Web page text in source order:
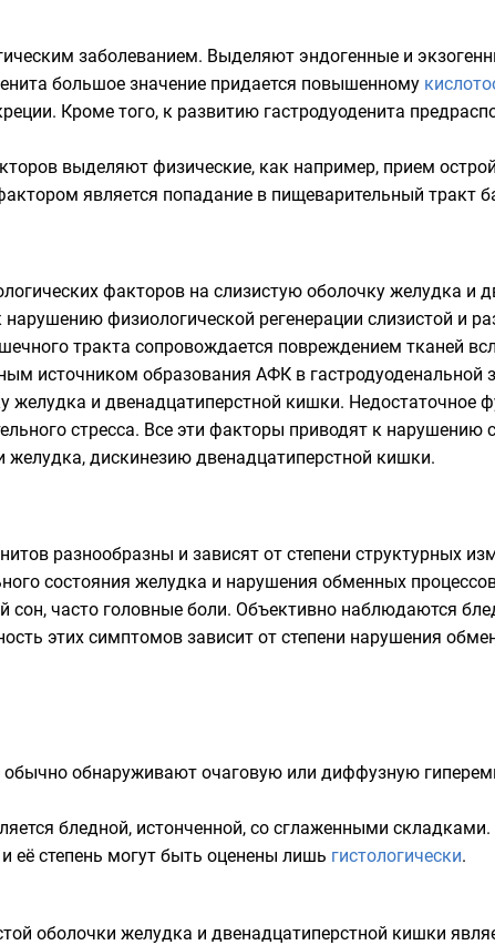
заболеванием. Выделяют эндогенные и
большое значение придается повышенному
Кроме того, к развитию гастродуоденита
выделяют физические, как например, прием
является попадание в пищеварительный тракт
факторов на слизистую оболочку желудка и
нарушению физиологической регенерации слизистой и
тракта сопровождается повреждением тканей
источником образования АФК в
желудка и двенадцатиперстной кишки. Недостаточное
стресса. Все эти факторы приводят к нарушению
дискинезию двенадцатиперстной кишки.
разнообразны и зависят от степени структурных
состояния желудка и нарушения обменных
сон, часто головные боли. Объективно наблюдаются
этих симптомов зависит от степени нарушения
обычно обнаруживают очаговую или диффузную
бледной, истонченной, со сглаженными
её степень могут быть оценены лишь гистологически.
оболочки желудка и двенадцатиперстной кишки